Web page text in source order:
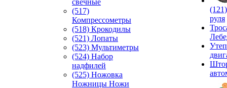
свечные
(517)
Компрессометры
(518) Крокодилы
(521) Лопаты
(523) Мультиметры
(524) Набор
надфилей
(525) Ножовка
Ножницы Ножи
руля